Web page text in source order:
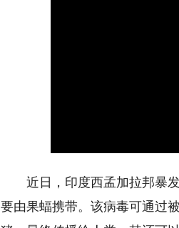
近日，印度西孟加拉邦暴发
要由果蝠携带。该病毒可通过